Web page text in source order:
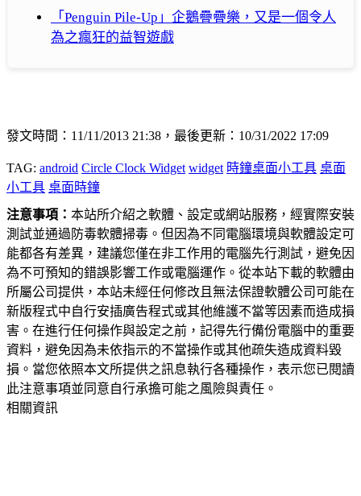
「Penguin Pile-Up」企鵝疊疊樂，又是一個令人
為之瘋狂的益智遊戲
發文時間：11/11/2013 21:38，最後更新：10/31/2022 17:09
TAG: android Circle Clock Widget widget 時鐘桌面小工具 桌面
小工具 桌面時鐘
注意事項： 本站所介紹之軟體、設定或網站服務，經實際安裝
測試並通過防毒軟體掃毒。但因為不同電腦環境與軟體設定可
能都各有差異，建議您僅在非工作用的電腦先行測試，避免因
為不可預知的錯誤影響工作或電腦運作。從本站下載的軟體由
所屬公司提供，本站未經任何修改且無法保證軟體公司可能在
新版程式中自行安插廣告程式或其他維護不當等因素而造成損
害。在進行任何操作與設定之前，記得先行備份電腦中的重要
資料，避免因為未依指示的不當操作或其他疏失造成資料毀
損。當您依照本文所提供之訊息執行各種操作，表示您已閱讀
此注意事項並同意自行承擔可能之風險與責任。
相關資訊